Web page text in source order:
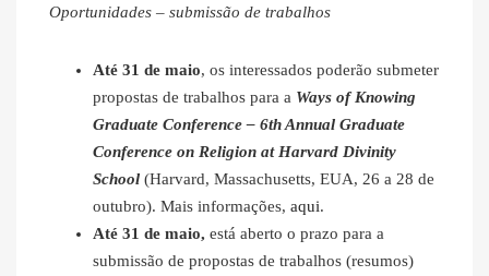
Oportunidades – submissão de trabalhos
Até 31 de maio, os interessados poderão submeter
propostas de trabalhos para a Ways of Knowing
Graduate Conference – 6th Annual Graduate
Conference on Religion at Harvard Divinity
School (Harvard, Massachusetts, EUA, 26 a 28 de
outubro). Mais informações, aqui.
Até 31 de maio, está aberto o prazo para a
submissão de propostas de trabalhos (resumos)